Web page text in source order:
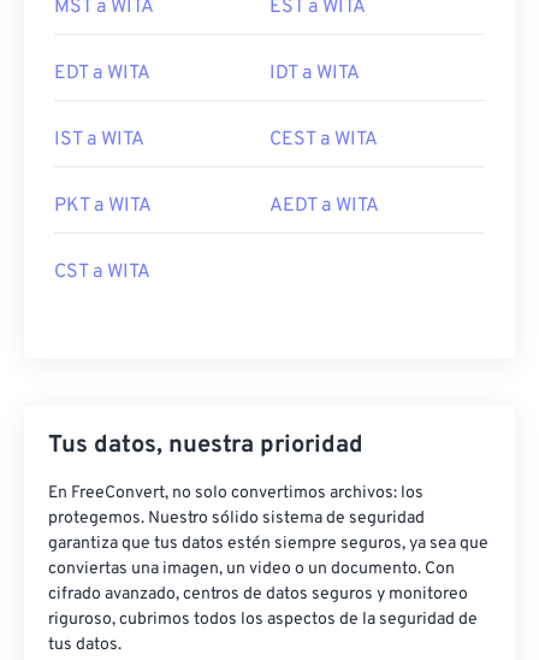
MST a WITA EST a WITA
EDT a WITA IDT a WITA
IST a WITA CEST a WITA
PKT a WITA AEDT a WITA
CST a WITA
Tus datos, nuestra prioridad
En FreeConvert, no solo convertimos archivos: los
protegemos. Nuestro sólido sistema de seguridad
garantiza que tus datos estén siempre seguros, ya sea que
conviertas una imagen, un video o un documento. Con
cifrado avanzado, centros de datos seguros y monitoreo
riguroso, cubrimos todos los aspectos de la seguridad de
tus datos.